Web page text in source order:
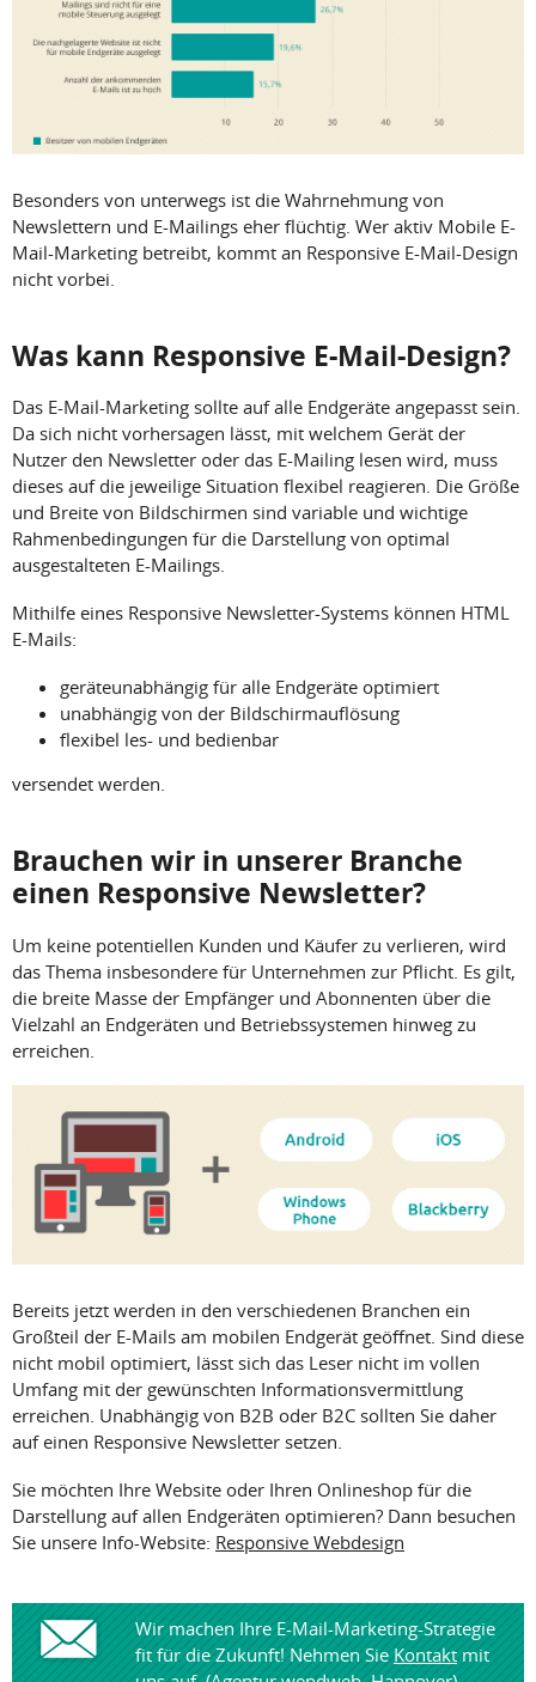
Besonders von unterwegs ist die Wahrnehmung von
Newslettern und E-Mailings eher flüchtig. Wer aktiv Mobile E-
Mail-Marketing betreibt, kommt an Responsive E-Mail-Design
nicht vorbei.
Was kann Responsive E-Mail-Design?
Das E-Mail-Marketing sollte auf alle Endgeräte angepasst sein.
Da sich nicht vorhersagen lässt, mit welchem Gerät der
Nutzer den Newsletter oder das E-Mailing lesen wird, muss
dieses auf die jeweilige Situation flexibel reagieren. Die Größe
und Breite von Bildschirmen sind variable und wichtige
Rahmenbedingungen für die Darstellung von optimal
ausgestalteten E-Mailings.
Mithilfe eines Responsive Newsletter-Systems können HTML
E-Mails:
geräteunabhängig für alle Endgeräte optimiert
unabhängig von der Bildschirmauflösung
flexibel les- und bedienbar
versendet werden.
Brauchen wir in unserer Branche
einen Responsive Newsletter?
Um keine potentiellen Kunden und Käufer zu verlieren, wird
das Thema insbesondere für Unternehmen zur Pflicht. Es gilt,
die breite Masse der Empfänger und Abonnenten über die
Vielzahl an Endgeräten und Betriebssystemen hinweg zu
erreichen.
Bereits jetzt werden in den verschiedenen Branchen ein
Großteil der E-Mails am mobilen Endgerät geöffnet. Sind diese
nicht mobil optimiert, lässt sich das Leser nicht im vollen
Umfang mit der gewünschten Informationsvermittlung
erreichen. Unabhängig von B2B oder B2C sollten Sie daher
auf einen Responsive Newsletter setzen.
Sie möchten Ihre Website oder Ihren Onlineshop für die
Darstellung auf allen Endgeräten optimieren? Dann besuchen
Sie unsere Info-Website: Responsive Webdesign
Wir machen Ihre E-Mail-Marketing-Strategie
fit für die Zukunft! Nehmen Sie Kontakt mit